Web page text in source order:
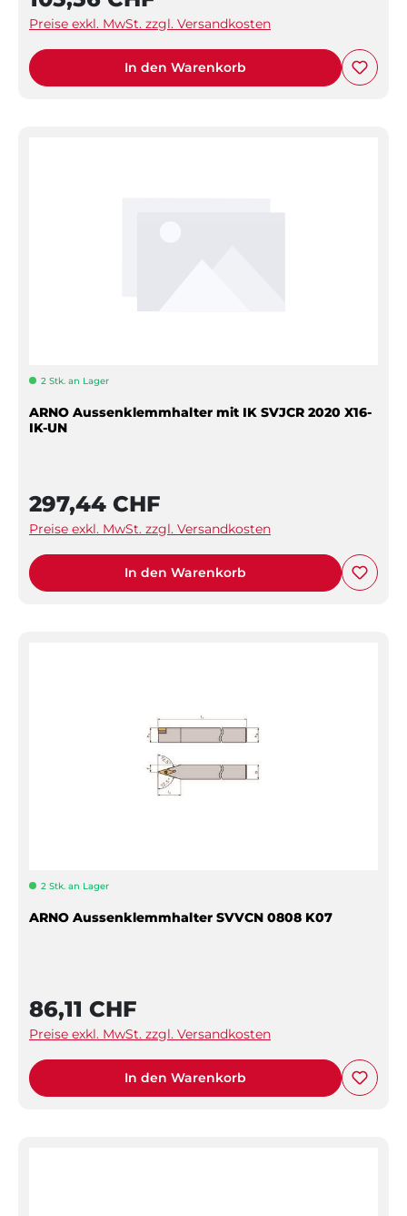
Preise exkl. MwSt. zzgl. Versandkosten
In den Warenkorb
2 Stk. an Lager
ARNO Aussenklemmhalter mit IK SVJCR 2020 X16-
IK-UN
297,44 CHF
Preise exkl. MwSt. zzgl. Versandkosten
In den Warenkorb
2 Stk. an Lager
ARNO Aussenklemmhalter SVVCN 0808 K07
86,11 CHF
Preise exkl. MwSt. zzgl. Versandkosten
In den Warenkorb